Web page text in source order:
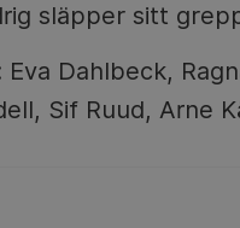
släpper sitt
Dahlbeck,
Sif Ruud, Arne